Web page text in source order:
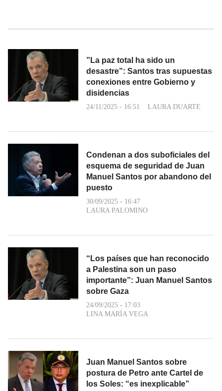
”La paz total ha sido un
desastre”: Santos tras supuestas
conexiones entre Gobierno y
disidencias
24/11/2025 - 16:51 LAURA DUARTE
Condenan a dos suboficiales del
esquema de seguridad de Juan
Manuel Santos por abandono del
puesto
30/09/2025 - 16:47
LAURA PALOMINO
“Los países que han reconocido
a Palestina son un paso
importante”: Juan Manuel Santos
sobre Gaza
24/09/2025 - 17:03
LINA MARÍA VEGA
Juan Manuel Santos sobre
postura de Petro ante Cartel de
los Soles: “es inexplicable”